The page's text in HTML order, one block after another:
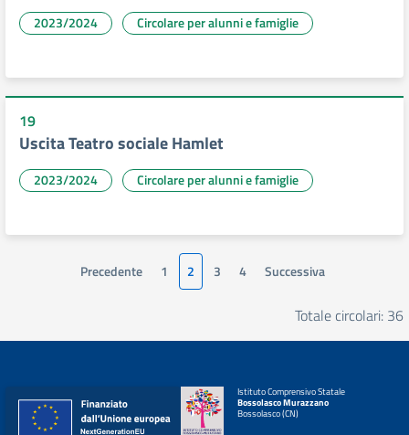
2023/2024 Circolare per alunni e famiglie
19
Uscita Teatro sociale Hamlet
2023/2024 Circolare per alunni e famiglie
Precedente 1 2 3 4 Successiva
Totale circolari: 36
Istituto Comprensivo Statale
Bossolasco Murazzano
Bossolasco (CN)